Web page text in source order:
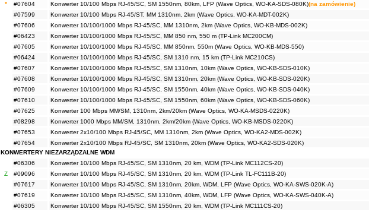
*
#07604 Konwerter 10/100 Mbps RJ-45/SC, SM 1550nm, 80km, LFP (Wave Optics, WO-KA-SDS-080K)(na zamówienie)
#07599
Konwerter 10/100 Mbps RJ-45/ST, MM 1310nm, 2km (Wave Optics, WO-KA-MDT-002K)
#07606
Konwerter 10/100/1000 Mbps RJ-45/SC, MM 1310nm, 2km (Wave Optics, WO-KB-MDS-002K)
#06423
Konwerter 10/100/1000 Mbps RJ-45/SC, MM 850 nm, 550 m (TP-Link MC200CM)
#07605
Konwerter 10/100/1000 Mbps RJ-45/SC, MM 850nm, 550m (Wave Optics, WO-KB-MDS-550)
#06424
Konwerter 10/100/1000 Mbps RJ-45/SC, SM 1310 nm, 15 km (TP-Link MC210CS)
#07607
Konwerter 10/100/1000 Mbps RJ-45/SC, SM 1310nm, 10km (Wave Optics, WO-KB-SDS-010K)
#07608
Konwerter 10/100/1000 Mbps RJ-45/SC, SM 1310nm, 20km (Wave Optics, WO-KB-SDS-020K)
#07609
Konwerter 10/100/1000 Mbps RJ-45/SC, SM 1550nm, 40km (Wave Optics, WO-KB-SDS-040K)
#07610
Konwerter 10/100/1000 Mbps RJ-45/SC, SM 1550nm, 60km (Wave Optics, WO-KB-SDS-060K)
#07625
Konwerter 100 Mbps MM/SM, 1310nm, 2km/20km (Wave Optics, WO-KA-MSDS-0220K)
#08298
Konwerter 1000 Mbps MM/SM, 1310nm, 2km/20km (Wave Optics, WO-KB-MSDS-0220K)
#07653
Konwerter 2x10/100 Mbps RJ-45/SC, MM 1310nm, 2km (Wave Optics, WO-KA2-MDS-002K)
#07654
Konwerter 2x10/100 Mbps RJ-45/SC, SM 1310nm, 20km (Wave Optics, WO-KA2-SDS-020K)
KONWERTERY NIEZARZĄDZALNE WDM
#06306
Konwerter 10/100 Mbps RJ-45/SC, SM 1310nm, 20 km, WDM (TP-Link MC112CS-20)
Z
#09096 Konwerter 10/100 Mbps RJ-45/SC, SM 1310nm, 20 km, WDM (TP-Link TL-FC111B-20)
#07617
Konwerter 10/100 Mbps RJ-45/SC, SM 1310nm, 20km, WDM, LFP (Wave Optics, WO-KA-SWS-020K-A)
#07619
Konwerter 10/100 Mbps RJ-45/SC, SM 1310nm, 40km, WDM, LFP (Wave Optics, WO-KA-SWS-040K-A)
#06305
Konwerter 10/100 Mbps RJ-45/SC, SM 1550nm, 20 km, WDM (TP-Link MC111CS-20)